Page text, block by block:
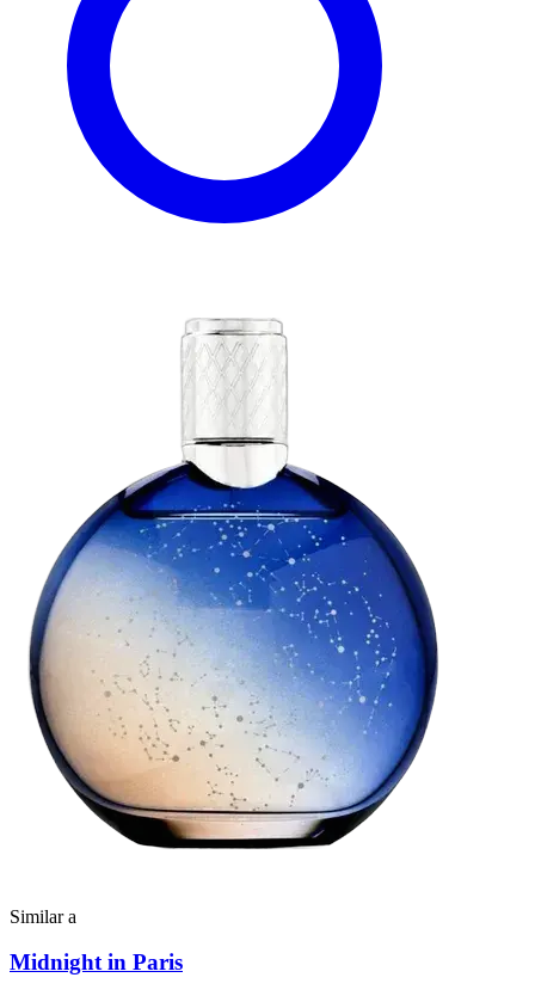
Similar a
Midnight in Paris